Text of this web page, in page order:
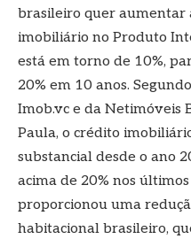
brasileiro quer aumentar
imobiliário no Produto
está em torno de 10%,
20% em 10 anos.
Imob.vc e da Netimóveis
Paula, o crédito
substancial desde o ano
acima de 20% nos
proporcionou uma
habitacional brasileiro,